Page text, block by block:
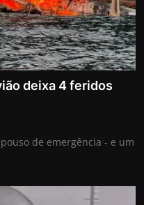
deixa 4 feridos
de emergência - e um